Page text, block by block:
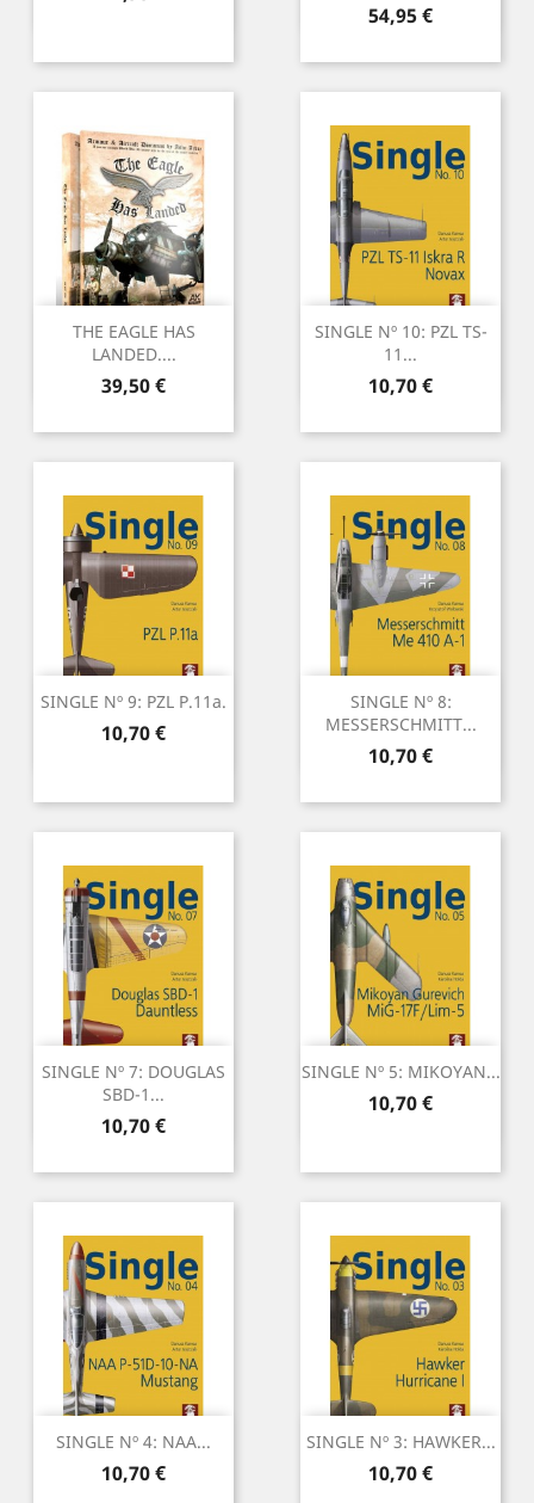
Preu
54,95 €
THE EAGLE HAS
LANDED....
Preu
39,50 €
SINGLE Nº 10: PZL TS-
11...
Preu
10,70 €
SINGLE Nº 9: PZL P.11a.
Preu
10,70 €
SINGLE Nº 8:
MESSERSCHMITT...
Preu
10,70 €
SINGLE Nº 7: DOUGLAS
SBD-1...
Preu
10,70 €
SINGLE Nº 5: MIKOYAN...
Preu
10,70 €
SINGLE Nº 4: NAA...
Preu
10,70 €
SINGLE Nº 3: HAWKER...
Preu
10,70 €